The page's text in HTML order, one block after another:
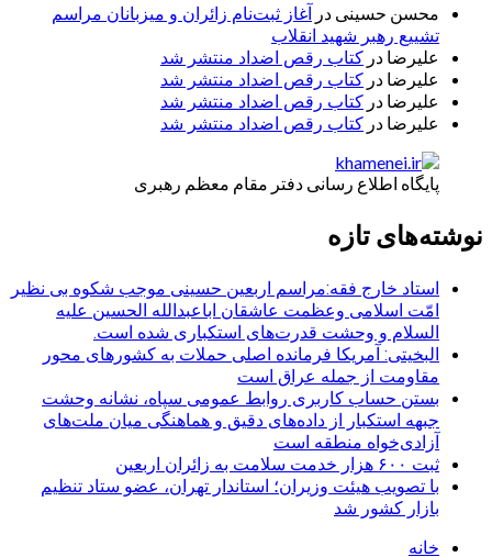
محسن حسینی در آغاز ثبت‌نام زائران و میزبانان مراسم
تشییع رهبر شهید انقلاب
علیرضا در کتاب رقص اضداد منتشر شد
علیرضا در کتاب رقص اضداد منتشر شد
علیرضا در کتاب رقص اضداد منتشر شد
علیرضا در کتاب رقص اضداد منتشر شد
پایگاه اطلاع رسانی دفتر مقام معظم رهبری
نوشته‌های تازه
استاد خارج فقه:مراسم اربعین حسینی موجب شکوه بی نظیر
امّت اسلامی وعظمت عاشقان اباعبدالله الحسین علیه
السلام و وحشت قدرت‌های استکباری شده است.
البخیتی: آمریکا فرمانده اصلی حملات به کشورهای محور
مقاومت از جمله عراق است
بستن حساب کاربری روابط عمومی سپاه، نشانه‌ وحشت
جبهه استکبار از داده‌های دقیق و هماهنگی میان ملت‌های
آزادی‌خواه منطقه است
ثبت ۶۰۰ هزار خدمت سلامت به زائران اربعین
با تصویب هیئت وزیران؛ استاندار تهران، عضو ستاد تنظیم
بازار کشور شد
خانه